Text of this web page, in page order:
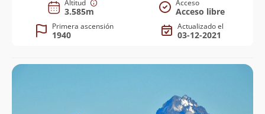
Altitud
3.585m
Acceso
Acceso libre
Primera ascensión
1940
Actualizado el
03-12-2021